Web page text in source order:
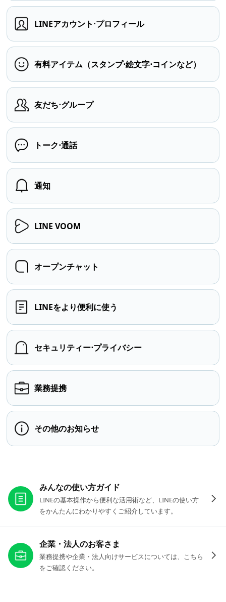
LINEアカウント⋅プロフィール
有料アイテム（スタンプ⋅絵文字⋅コインなど）
友だち⋅グループ
トーク⋅通話
通知
LINE VOOM
オープンチャット
LINEをより便利に使う
セキュリティー⋅プライバシー
業務提携
その他のお知らせ
みんなの使い方ガイド
LINEの基本操作から便利な活用術など、LINEの使い方
をかんたんにわかりやすくご紹介しています。
企業・法人のお客さま
業務提携や企業・法人向けサービスについては、こちら
をご確認ください。